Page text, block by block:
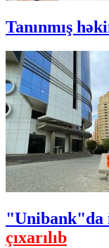
Tanınmış
"Unibank"da
çıxarılıb